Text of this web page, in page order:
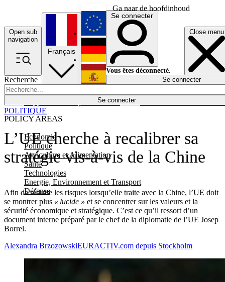
Ga naar de hoofdinhoud
Open sub
navigation
Close menu
Recherche
Se connecter
POLICY AREAS
Economie
Politique
Agriculture et Alimentation
Santé
Technologies
Energie, Environnement et Transport
Défense
Économie
Français
English
Deutsch
Español
Se connecter
Vous êtes déconnecté.
Se connecter
L’UE cherche à recalibrer sa
stratégie vis-à-vis de la Chine
Afin de réduire les risques lorsqu’elle traite avec la Chine, l’UE doit
se montrer plus « lucide » et se concentrer sur les valeurs et la
sécurité économique et stratégique. C’est ce qu’il ressort d’un
document interne préparé par le chef de la diplomatie de l’UE Josep
Borrel.
POLITIQUE
Alexandra BrzozowskiEURACTIV.com depuis Stockholm